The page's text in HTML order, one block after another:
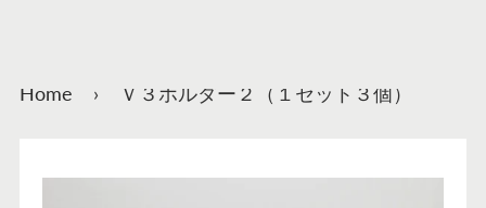
Home › Ｖ３ホルダー２（１セット３個）